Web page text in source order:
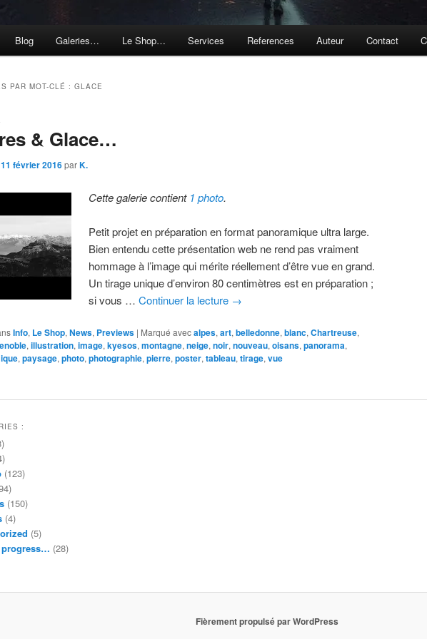
Blog Galeries… Le Shop… Services References Auteur Contact
PAR MOT-CLÉ : GLACE
& Glace…
11 février 2016parK.
Cette galerie contient 1 photo.
Petit projet en préparation en format panoramique ultra large.
Bien entendu cette présentation web ne rend pas vraiment
hommage à l’image qui mérite réellement d’être vue en grand.
Un tirage unique d’environ 80 centimètres est en préparation ;
si vous …Continuer la lecture →
Info, Le Shop, News, Previews | Marqué avecalpes, art, belledonne, blanc, Chartreuse,
, illustration, image, kyesos, montagne, neige, noir, nouveau, oisans, panorama,
, paysage, photo, photographie, pierre, poster, tableau, tirage, vue
:
(123)
(150)
(4)
(5)
(28)
Fièrement propulsé par WordPress